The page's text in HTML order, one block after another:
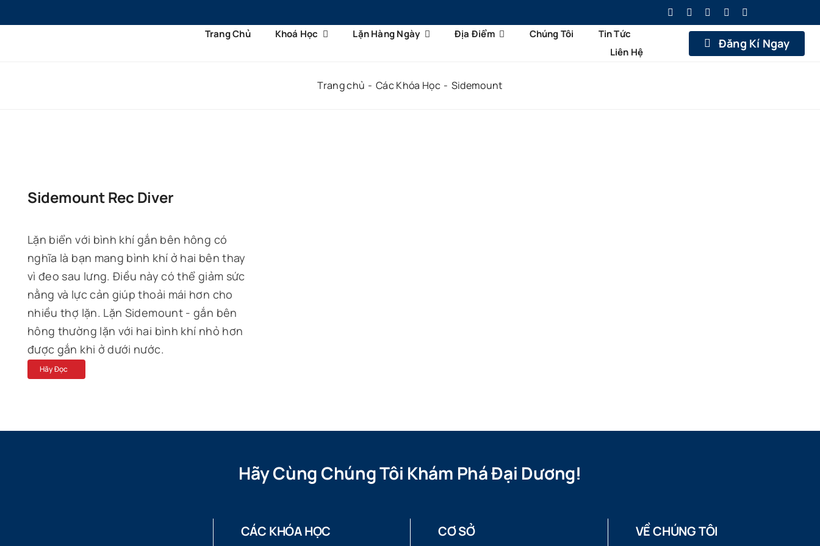
qua
Trang Chủ Khoá Học Lặn Hàng Ngày Địa Điểm Chúng Tôi
Tin Tức
Liên Hệ
Đăng Kí Ngay
Trang chủ Các Khóa Học Sidemount
Sidemount Rec Diver
Lặn biển với bình khí gắn bên hông có
nghĩa là bạn mang bình khí ở hai bên thay
vì đeo sau lưng. Điều này có thể giảm sức
nằng và lực cản giúp thoải mái hơn cho
nhiều thợ lặn. Lặn Sidemount - gắn bên
hông thường lặn với hai bình khí nhỏ hơn
được gắn khi ở dưới nước.
Hãy Đọc
Hãy Cùng Chúng Tôi Khám Phá Đại Dương!
CÁC KHÓA HỌC CƠ SỞ VỀ CHÚNG TÔI